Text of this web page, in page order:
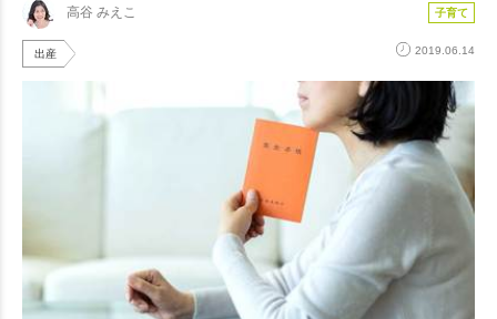
高谷 みえこ 子育て
出産 2019.06.14